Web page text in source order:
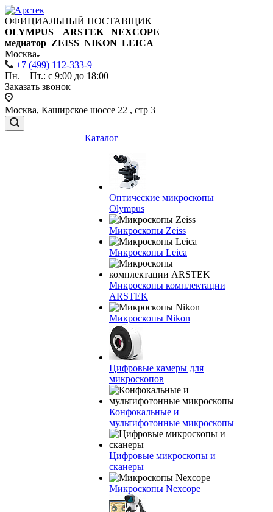
ОФИЦИАЛЬНЫЙ ПОСТАВЩИК
OLYMPUS ARSTEK NEXCOPE
медиатор ZEISS NIKON LEICA
Москва
+7 (499) 112-333-9
Пн. – Пт.: с 9:00 до 18:00
Заказать звонок
Москва, Каширское шоссе 22 , стр 3
Каталог
Оптические микроскопы
Olympus
Микроскопы Zeiss
Микроскопы Leica
Микроскопы комплектации
ARSTEK
Микроскопы Nikon
Цифровые камеры для
микроскопов
Конфокальные и
мультифотонные микроскопы
Цифровые микроскопы и
сканеры
Микроскопы Nexcope